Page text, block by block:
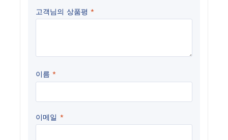
고객님의 상품평 *
이름 *
이메일 *